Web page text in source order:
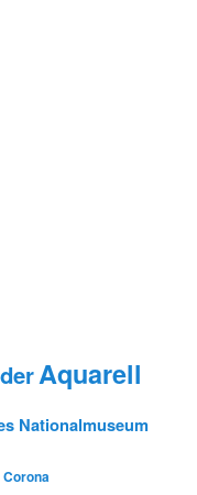
Aquarell
Nationalmuseum
Corona